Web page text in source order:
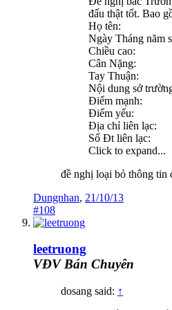
đấu thật tốt. Bao
Họ tên:
Ngày Tháng năm
Chiều cao:
Cân Nặng:
Tay Thuận:
Nội dung sở
Điểm mạnh:
Điểm yếu:
Địa chỉ liên lạc:
Số Đt liên lạc:
Click to expand...
đề nghị loại bỏ thông tin
Dungnhan, 21/10/13
#108
leetruong
VĐV Bán Chuyên
dosang said: ↑